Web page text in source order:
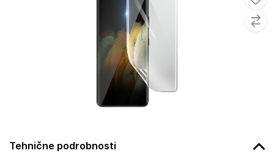
Tehnične podrobnosti